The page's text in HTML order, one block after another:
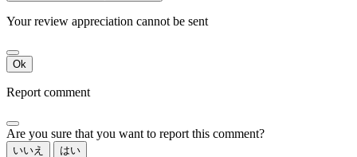
Your review appreciation cannot be sent
Ok
Report comment
Are you sure that you want to report this comment?
いいえ はい